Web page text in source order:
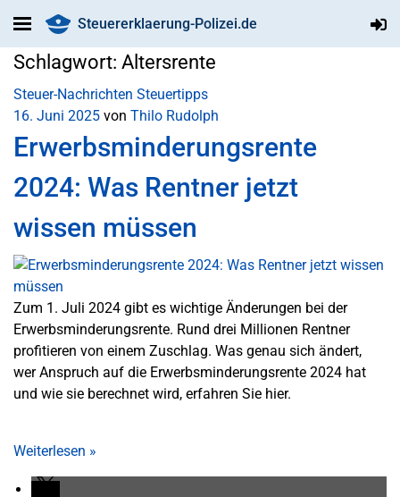
Steuererklaerung-Polizei.de
Schlagwort: Altersrente
Steuer-Nachrichten Steuertipps
16. Juni 2025 von Thilo Rudolph
Erwerbsminderungsrente
2024: Was Rentner jetzt
wissen müssen
Zum 1. Juli 2024 gibt es wichtige Änderungen bei der
Erwerbsminderungsrente. Rund drei Millionen Rentner
profitieren von einem Zuschlag. Was genau sich ändert,
wer Anspruch auf die Erwerbsminderungsrente 2024 hat
und wie sie berechnet wird, erfahren Sie hier.
Weiterlesen »